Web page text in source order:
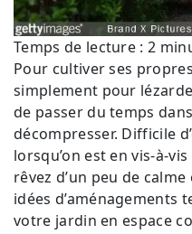
Temps de lecture :2
Pour cultiver ses
simplement pour
de passer du temps
décompresser. Difficile
lorsqu’on est en vis-à-
rêvez d’un peu de
idées
votre jardin en espace